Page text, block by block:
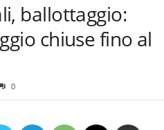
ballottaggio:
chiuse fino al
0